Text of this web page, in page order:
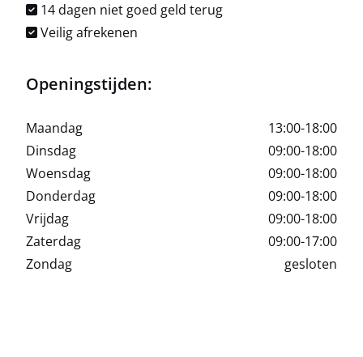
14 dagen niet goed geld terug
Veilig afrekenen
Openingstijden:
Maandag
13:00-18:00
Dinsdag
09:00-18:00
Woensdag
09:00-18:00
Donderdag
09:00-18:00
Vrijdag
09:00-18:00
Zaterdag
09:00-17:00
Zondag
gesloten